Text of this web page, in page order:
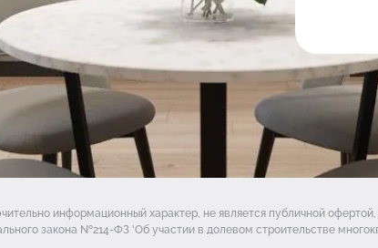
информационный характер, не является публичной
закона №214-ФЗ 'Об участии в долевом строительстве